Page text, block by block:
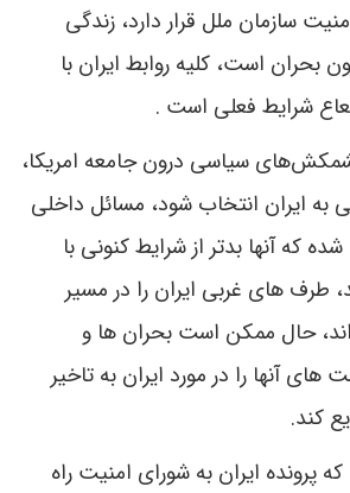
سازمان ملل قرار دارد، زندگی
بحران است، کلیه روابط ایران با
شرایط فعلی است .
سیاسی درون جامعه امریکا،
به ایران انتخاب شود، مسائل داخلی
شده که آنها بدتر از شرایط کنونی با
طرف های غربی ایران را در مسیر
اند، حال ممکن است بحران ها و
های آنها را در مورد ایران به تاخیر
کند.
پرونده ایران به شورای امنیت راه